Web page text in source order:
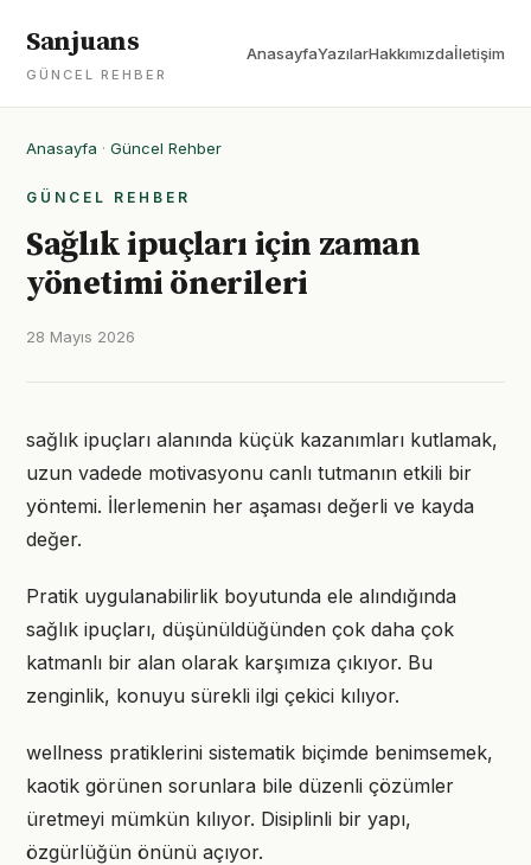
Sanjuans
GÜNCEL REHBER
AnasayfaYazılarHakkımızdaİletişim
Anasayfa · Güncel Rehber
GÜNCEL REHBER
Sağlık ipuçları için zaman
yönetimi önerileri
28 Mayıs 2026
sağlık ipuçları alanında küçük kazanımları kutlamak,
uzun vadede motivasyonu canlı tutmanın etkili bir
yöntemi. İlerlemenin her aşaması değerli ve kayda
değer.
Pratik uygulanabilirlik boyutunda ele alındığında
sağlık ipuçları, düşünüldüğünden çok daha çok
katmanlı bir alan olarak karşımıza çıkıyor. Bu
zenginlik, konuyu sürekli ilgi çekici kılıyor.
wellness pratiklerini sistematik biçimde benimsemek,
kaotik görünen sorunlara bile düzenli çözümler
üretmeyi mümkün kılıyor. Disiplinli bir yapı,
özgürlüğün önünü açıyor.